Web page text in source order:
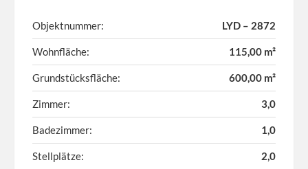
Objektnummer: LYD – 2872
Wohnfläche: 115,00 m²
Grundstücksfläche: 600,00 m²
Zimmer: 3,0
Badezimmer: 1,0
Stellplätze: 2,0